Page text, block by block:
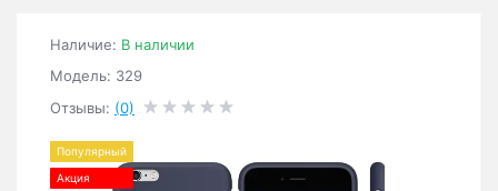
Наличие: В наличии
Модель: 329
Отзывы: (0)
Популярный
Акция